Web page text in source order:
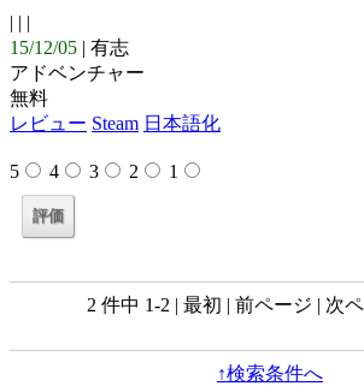
| | |
15/12/05 | 有志
アドベンチャー
無料
レビュー Steam 日本語化
5 4 3 2 1
2 件中 1-2 | 最初 | 前ページ | 次
↑検索条件へ